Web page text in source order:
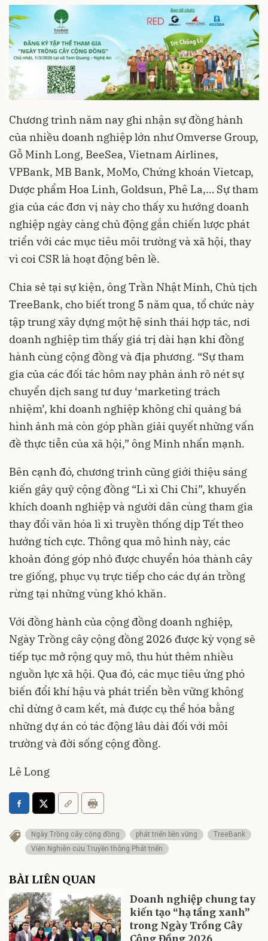
Chương trình năm nay ghi nhận sự đồng hành
của nhiều doanh nghiệp lớn như Omverse Group,
Gỗ Minh Long, BeeSea, Vietnam Airlines,
VPBank, MB Bank, MoMo, Chứng khoán Vietcap,
Dược phẩm Hoa Linh, Goldsun, Phê La,… Sự tham
gia của các đơn vị này cho thấy xu hướng doanh
nghiệp ngày càng chủ động gắn chiến lược phát
triển với các mục tiêu môi trường và xã hội, thay
vì coi CSR là hoạt động bên lề.
Chia sẻ tại sự kiện, ông Trần Nhật Minh, Chủ tịch
TreeBank, cho biết trong 5 năm qua, tổ chức này
tập trung xây dựng một hệ sinh thái hợp tác, nơi
doanh nghiệp tìm thấy giá trị dài hạn khi đồng
hành cùng cộng đồng và địa phương. “Sự tham
gia của các đối tác hôm nay phản ánh rõ nét sự
chuyển dịch sang tư duy ‘marketing trách
nhiệm’, khi doanh nghiệp không chỉ quảng bá
hình ảnh mà còn góp phần giải quyết những vấn
đề thực tiễn của xã hội,” ông Minh nhấn mạnh.
Bên cạnh đó, chương trình cũng giới thiệu sáng
kiến gây quỹ cộng đồng “Lì xì Chi Chi”, khuyến
khích doanh nghiệp và người dân cùng tham gia
thay đổi văn hóa lì xì truyền thống dịp Tết theo
hướng tích cực. Thông qua mô hình này, các
khoản đóng góp nhỏ được chuyển hóa thành cây
tre giống, phục vụ trực tiếp cho các dự án trồng
rừng tại những vùng khó khăn.
Với đồng hành của cộng đồng doanh nghiệp,
Ngày Trồng cây cộng đồng 2026 được kỳ vọng sẽ
tiếp tục mở rộng quy mô, thu hút thêm nhiều
nguồn lực xã hội. Qua đó, các mục tiêu ứng phó
biến đổi khí hậu và phát triển bền vững không
chỉ dừng ở cam kết, mà được cụ thể hóa bằng
những dự án có tác động lâu dài đối với môi
trường và đời sống cộng đồng.
Lê Long
Ngày Trồng cây cộng đồng phát triển bền vững
TreeBank
Viện Nghiên cứu Truyền thông Phát triển
BÀI LIÊN QUAN
Doanh nghiệp chung tay
kiến tạo “hạ tầng xanh”
trong Ngày Trồng Cây